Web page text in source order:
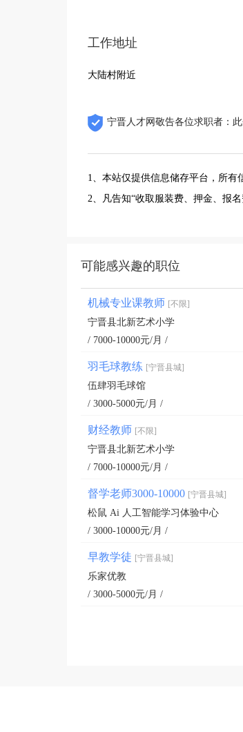
工作地址
大陆村附近
宁晋人才网敬告各位求职者：
1、本站仅提供信息储存平台，所有
2、凡告知“收取服装费、押金、报
可能感兴趣的职位
机械专业课教师 [不限]
宁晋县北新艺术小学
/ 7000-10000元/月 /
羽毛球教练 [宁晋县城]
伍肆羽毛球馆
/ 3000-5000元/月 /
财经教师 [不限]
宁晋县北新艺术小学
/ 7000-10000元/月 /
督学老师3000-10000 [宁晋县城]
松鼠 Ai 人工智能学习体验中心
/ 3000-10000元/月 /
早教学徒 [宁晋县城]
乐家优教
/ 3000-5000元/月 /